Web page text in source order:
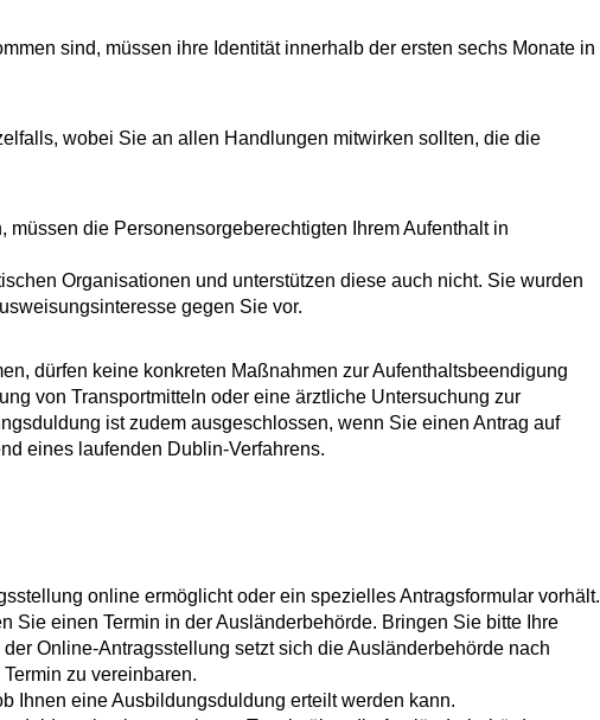
sind, müssen ihre Identität innerhalb der ersten sechs Monate in
wobei Sie an allen Handlungen mitwirken sollten, die die
die Personensorgeberechtigten Ihrem Aufenthalt in
Organisationen und unterstützen diese auch nicht. Sie wurden
gegen Sie vor.
dürfen keine konkreten Maßnahmen zur Aufenthaltsbeendigung
von Transportmitteln oder eine ärztliche Untersuchung zur
ist zudem ausgeschlossen, wenn Sie einen Antrag auf
eines laufenden Dublin-Verfahrens.
online ermöglicht oder ein spezielles Antragsformular vorhält.
Sie einen Termin in der Ausländerbehörde. Bringen Sie bitte Ihre
Online-Antragsstellung setzt sich die Ausländerbehörde nach
zu vereinbaren.
Ihnen eine Ausbildungsduldung erteilt werden kann.